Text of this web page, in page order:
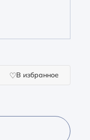
В избранное